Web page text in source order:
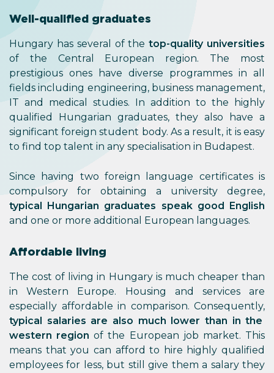
Well-qualified graduates
Hungary has several of the top-quality universities
of the Central European region. The most
prestigious ones have diverse programmes in all
fields including engineering, business management,
IT and medical studies. In addition to the highly
qualified Hungarian graduates, they also have a
significant foreign student body. As a result, it is easy
to find top talent in any specialisation in Budapest.
Since having two foreign language certificates is
compulsory for obtaining a university degree,
typical Hungarian graduates speak good English
and one or more additional European languages.
Affordable living
The cost of living in Hungary is much cheaper than
in Western Europe. Housing and services are
especially affordable in comparison. Consequently,
typical salaries are also much lower than in the
western regionof the European job market. This
means that you can afford to hire highly qualified
employees for less, but still give them a salary they